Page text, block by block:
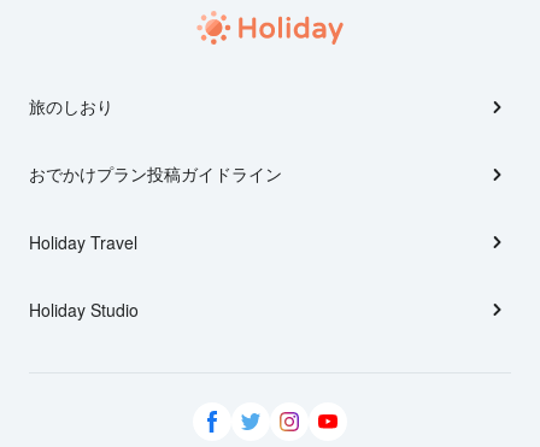
旅のしおり
おでかけプラン投稿ガイドライン
Holiday Travel
Holiday Studio